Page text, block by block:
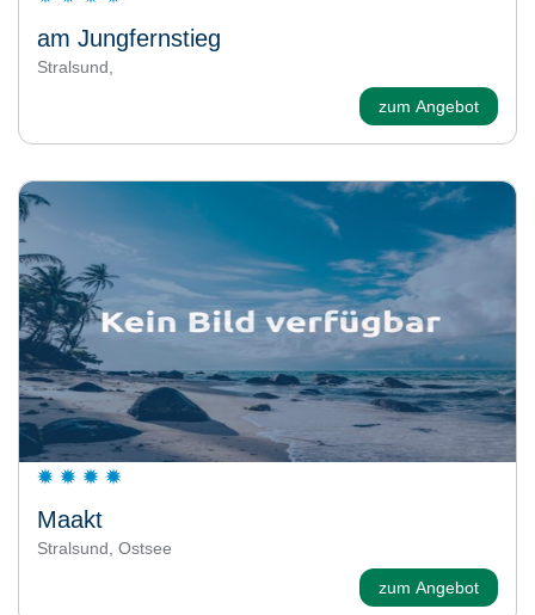
am Jungfernstieg
Stralsund,
zum Angebot
Maakt
Stralsund, Ostsee
zum Angebot